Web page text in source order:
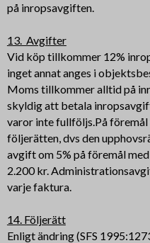
på inropsavgiften.
13. Avgifter
Vid köp tillkommer 12%
inget annat anges i
Moms tillkommer alltid på
skyldig att betala
varor inte fullföljs.På
följerätten, dvs den
avgift om 5% på föremål
2.200 kr.
varje faktura.
14. Följerätt
Enligt ändring (SFS